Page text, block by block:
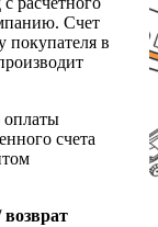
Счет
покупателя в
счета